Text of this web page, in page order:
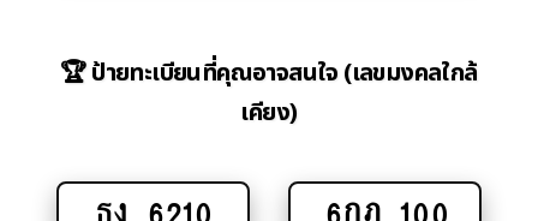
🏆 ป้ายทะเบียนที่คุณอาจสนใจ (เลขมงคลใกล้
เคียง)
Add
Add